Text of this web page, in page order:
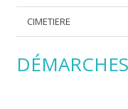
CIMETIERE